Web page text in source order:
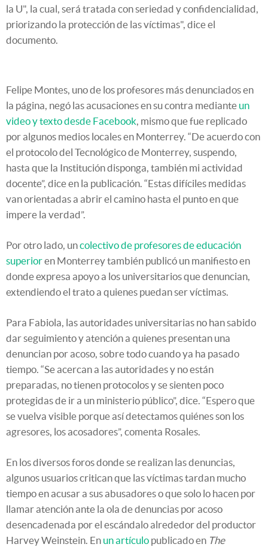
la U", la cual, será tratada con seriedad y confidencialidad,
priorizando la protección de las víctimas", dice el
documento.
Felipe Montes, uno de los profesores más denunciados en
la página, negó las acusaciones en su contra mediante un
video y texto desde Facebook, mismo que fue replicado
por algunos medios locales en Monterrey. “De acuerdo con
el protocolo del Tecnológico de Monterrey, suspendo,
hasta que la Institución disponga, también mi actividad
docente”, dice en la publicación. “Estas difíciles medidas
van orientadas a abrir el camino hasta el punto en que
impere la verdad”.
Por otro lado, uncolectivo de profesores de educación
superioren Monterrey también publicó un manifiesto en
donde expresa apoyo a los universitarios que denuncian,
extendiendo el trato a quienes puedan ser víctimas.
Para Fabiola, las autoridades universitarias no han sabido
dar seguimiento y atención a quienes presentan una
denuncian por acoso, sobre todo cuando ya ha pasado
tiempo. “Se acercan a las autoridades y no están
preparadas, no tienen protocolos y se sienten poco
protegidas de ir a un ministerio público”, dice. “Espero que
se vuelva visible porque así detectamos quiénes son los
agresores, los acosadores”, comenta Rosales.
En los diversos foros donde se realizan las denuncias,
algunos usuarios critican que las víctimas tardan mucho
tiempo en acusar a sus abusadores o que solo lo hacen por
llamar atención ante la ola de denuncias por acoso
desencadenada por el escándalo alrededor del productor
Harvey Weinstein. En un artículo publicado en The